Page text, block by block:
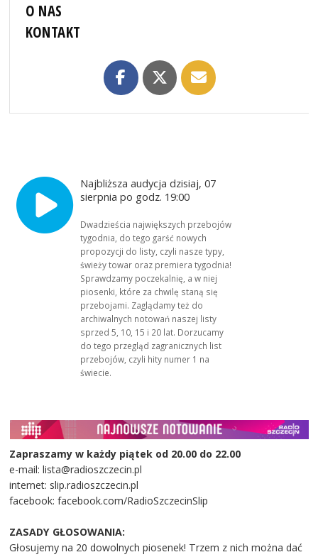
O NAS
KONTAKT
Najbliższa audycja dzisiaj, 07
sierpnia po godz. 19:00
Dwadzieścia największych przebojów
tygodnia, do tego garść nowych
propozycji do listy, czyli nasze typy,
świeży towar oraz premiera tygodnia!
Sprawdzamy poczekalnię, a w niej
piosenki, które za chwilę staną się
przebojami. Zaglądamy też do
archiwalnych notowań naszej listy
sprzed 5, 10, 15 i 20 lat. Dorzucamy
do tego przegląd zagranicznych list
przebojów, czyli hity numer 1 na
świecie.
Zapraszamy w każdy piątek od 20.00 do 22.00
e-mail: lista@radioszczecin.pl
internet: slip.radioszczecin.pl
facebook: facebook.com/RadioSzczecinSlip
ZASADY GŁOSOWANIA:
Głosujemy na 20 dowolnych piosenek! Trzem z nich można dać